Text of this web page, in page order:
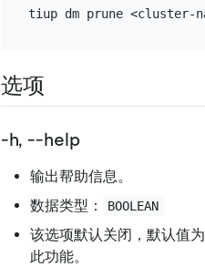
选项
-h, --help
输出帮助信息。
数据类型：
BOOLEAN
该选项默认关闭，默认值为
此功能。